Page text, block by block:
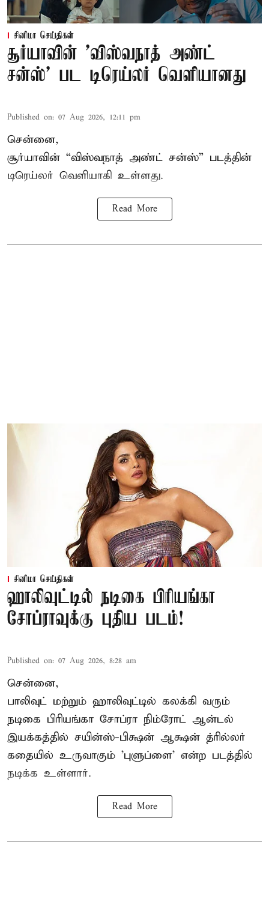
சினிமா செய்திகள்
சூர்யாவின் 'விஸ்வநாத் அண்ட்
சன்ஸ்' பட டிரெய்லர் வெளியானது
Published on: 07 Aug 2026, 12:11 pm
சென்னை,
சூர்யாவின் “விஸ்வநாத் அண்ட் சன்ஸ்” படத்தின்
டிரெய்லர் வெளியாகி உள்ளது.
Read More
சினிமா செய்திகள்
ஹாலிவுட்டில் நடிகை பிரியங்கா
சோப்ராவுக்கு புதிய படம்!
Published on: 07 Aug 2026, 8:28 am
சென்னை,
பாலிவுட் மற்றும் ஹாலிவுட்டில் கலக்கி வரும்
நடிகை பிரியங்கா சோப்ரா நிம்ரோட் ஆன்டல்
இயக்கத்தில் சயின்ஸ்-பிக்ஷன் ஆக்ஷன் த்ரில்லர்
கதையில் உருவாகும் 'புளுப்ளை' என்ற படத்தில்
நடிக்க உள்ளார்.
Read More